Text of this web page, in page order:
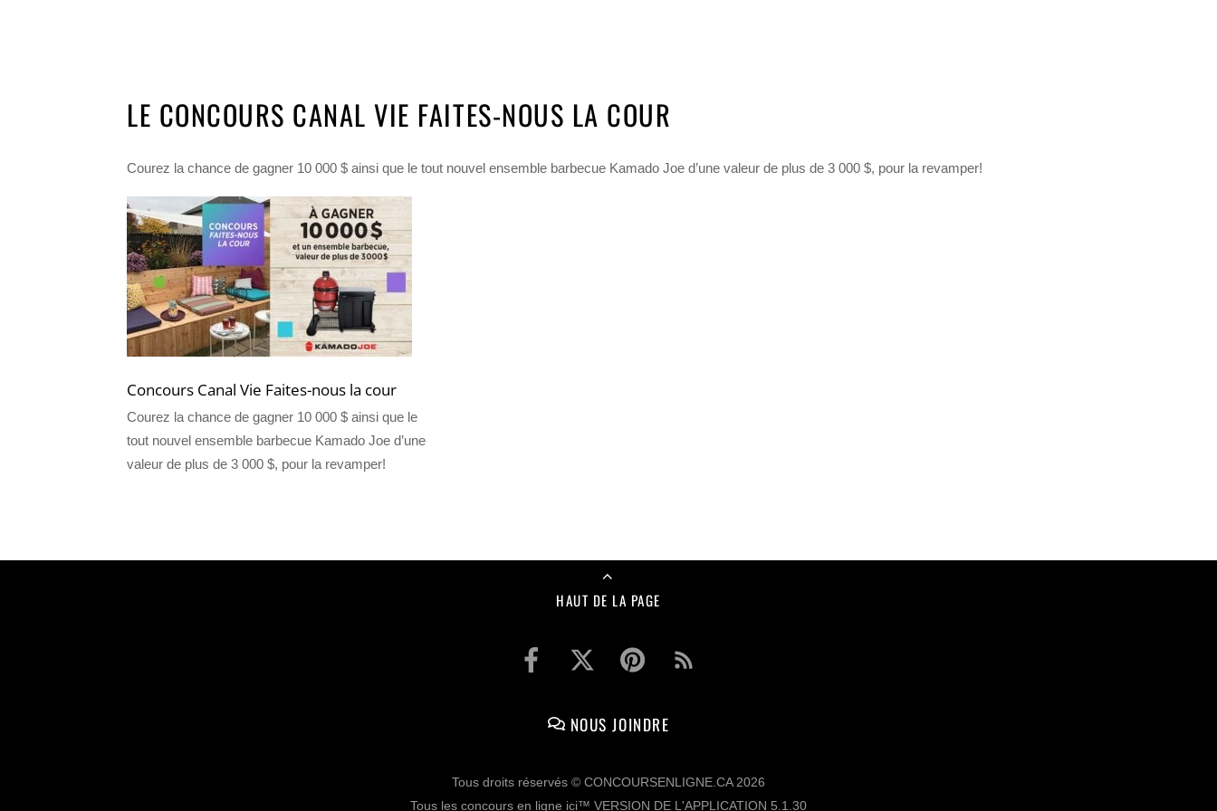
LE CONCOURS CANAL VIE FAITES-NOUS LA COUR
Courez la chance de gagner 10 000 $ ainsi que le tout nouvel ensemble barbecue Kamado Joe d’une valeur de plus de 3 000 $, pour la revamper!
Concours Canal Vie Faites-nous la cour
Courez la chance de gagner 10 000 $ ainsi que le
tout nouvel ensemble barbecue Kamado Joe d’une
valeur de plus de 3 000 $, pour la revamper!
HAUT DE LA PAGE
NOUS JOINDRE
Tous droits réservés © CONCOURSENLIGNE.CA 2026
Tous les concours en ligne ici™ VERSION DE L'APPLICATION 5.1.30